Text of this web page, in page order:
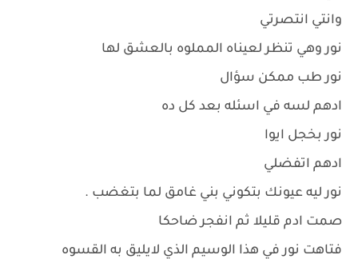
وانتي انتصرتي
نور وهي تنظر لعيناه المملوه بالعشق لها
نور طب ممكن سؤال
ادهم لسه في اسئله بعد كل ده
نور بخجل ايوا
ادهم اتفضلي
نور ليه عيونك بتكوني بني غامق لما بتغضب .
صمت ادم قليلا ثم انفجر ضاحكا
فتاهت نور في هذا الوسيم الذي لايليق به القسوه